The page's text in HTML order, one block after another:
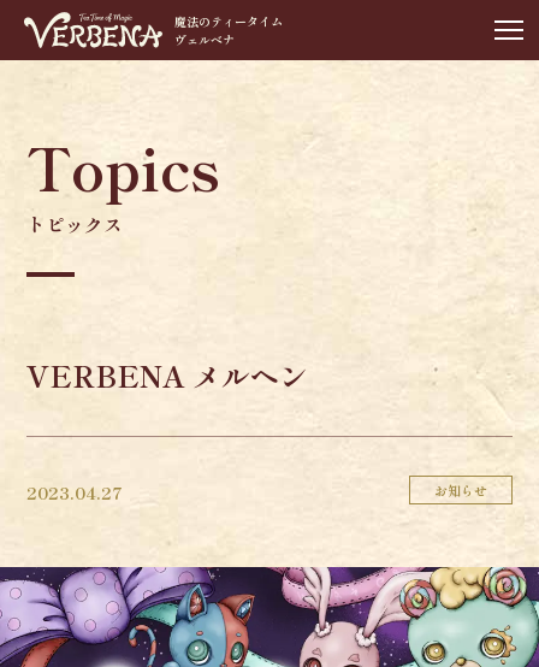
魔法のティータイム
ヴェルベナ
Topics
トピックス
VERBENA メルヘン
2023.04.27 お知らせ